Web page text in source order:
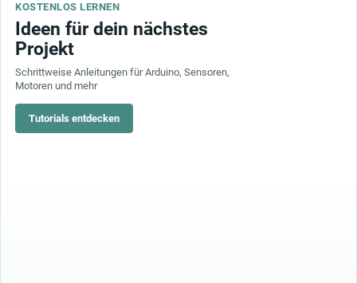
KOSTENLOS LERNEN
Ideen für dein nächstes
Projekt
Schrittweise Anleitungen für Arduino, Sensoren,
Motoren und mehr
Tutorials entdecken